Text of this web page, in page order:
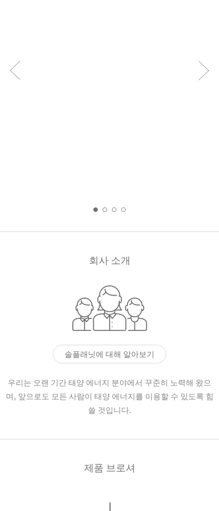
회사 소개
솔플래닛에 대해 알아보기
우리는 오랜 기간 태양 에너지 분야에서 꾸준히 노력해 왔으
며, 앞으로도 모든 사람이 태양 에너지를 이용할 수 있도록 힘
쓸 것입니다.
제품 브로셔